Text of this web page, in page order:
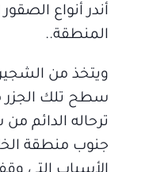
أندر أنواع
المنطقة..
ويتخذ من
سطح تلك الجزر
ترحاله الدائم
جنوب منطقة